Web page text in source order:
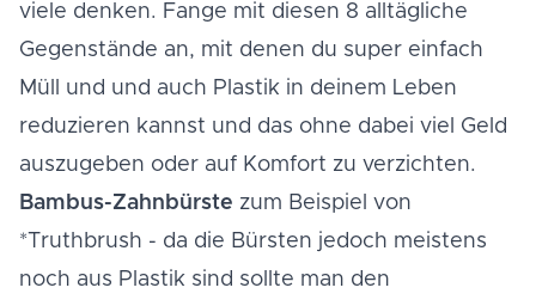
viele denken. Fange mit diesen 8 alltägliche
Gegenstände an, mit denen du super einfach
Müll und und auch Plastik in deinem Leben
reduzieren kannst und das ohne dabei viel Geld
auszugeben oder auf Komfort zu verzichten.
Bambus-Zahnbürste zum Beispiel von
*Truthbrush - da die Bürsten jedoch meistens
noch aus Plastik sind sollte man den